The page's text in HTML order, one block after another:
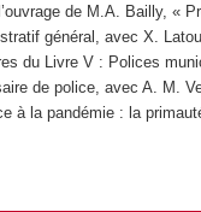
de M.A. Bailly, «
général
, avec X.
du
Livre V : Polices
de police, avec A. M.
à la pandémie : la